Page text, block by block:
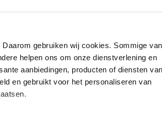
gebruiken wij cookies. Sommige van
helpen ons om onze dienstverlening en
aanbiedingen, producten of diensten
en gebruikt voor het personaliseren van